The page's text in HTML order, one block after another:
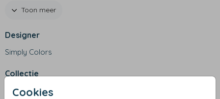
Cookies
- Met voorvak, zijvak én klein binnenvakje met ritssluiting
- Met stevige hengsels en een verstelbare schouderband
- Kan ook gedragen worden als een rugzak
- Niet geschikt voor de wasmachine
Toon meer
Designer
Simply Colors
Collectie
Sporttassen